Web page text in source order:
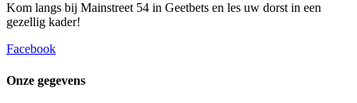
Kom langs bij Mainstreet 54 in Geetbets en les uw dorst in een
gezellig kader!
Facebook
Onze gegevens